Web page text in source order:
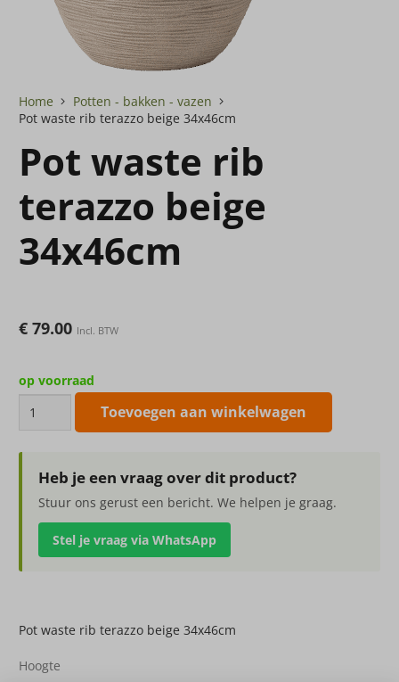
Home
Potten - bakken - vazen
Pot waste rib terazzo beige 34x46cm
Pot waste rib
terazzo beige
34x46cm
€ 79.00 Incl. BTW
op voorraad
rib
terazzo
beige
34x46cm
aantal
Toevoegen aan winkelwagen
Heb je een vraag over dit product?
Stuur ons gerust een bericht. We helpen je graag.
Stel je vraag via WhatsApp
Pot waste rib terazzo beige 34x46cm
Hoogte